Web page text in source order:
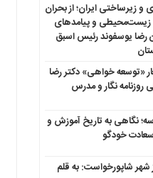
و زیرساختی ایران؛ از بحران
زیست‌محیطی و پیامدهای
رضا یوسفوند رئیس اسبق
«توسعه خواهی» دکتر رضا
روزنامه نگار و مدرس
نگاهی به تاریخ آموزش و
خودگو
شاپورخواست: به قلم